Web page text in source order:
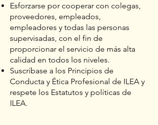
Esforzarse por cooperar con colegas,
proveedores, empleados,
empleadores y todas las personas
supervisadas, con el fin de
proporcionar el servicio de más alta
calidad en todos los niveles.
Suscríbase a los Principios de
Conducta y Ética Profesional de ILEA y
respete los Estatutos y políticas de
ILEA.